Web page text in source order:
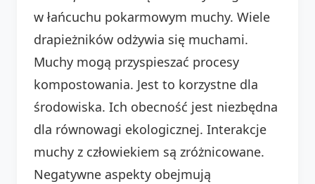
w łańcuchu pokarmowym muchy. Wiele
drapieżników odżywia się muchami.
Muchy mogą przyspieszać procesy
kompostowania. Jest to korzystne dla
środowiska. Ich obecność jest niezbędna
dla równowagi ekologicznej. Interakcje
muchy z człowiekiem są zróżnicowane.
Negatywne aspekty obejmują